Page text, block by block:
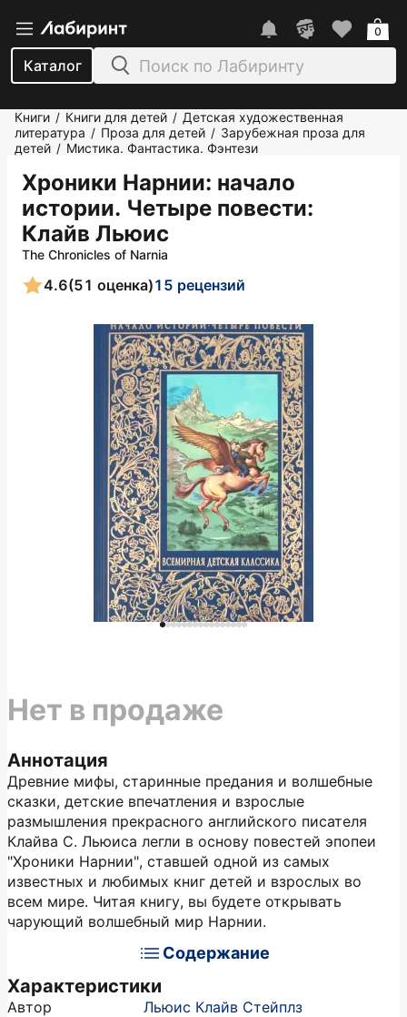
Каталог
0
Книги / Книги для детей / Детская художественная
литература / Проза для детей / Зарубежная проза для
детей / Мистика. Фантастика. Фэнтези
Хроники Нарнии: начало
истории. Четыре повести:
Клайв Льюис
The Chronicles of Narnia
4.6(51 оценка)15 рецензий
Аннотация
Древние мифы, старинные предания и волшебные
сказки, детские впечатления и взрослые
размышления прекрасного английского писателя
Клайва С. Льюиса легли в основу повестей эпопеи
"Хроники Нарнии", ставшей одной из самых
известных и любимых книг детей и взрослых во
всем мире. Читая книгу, вы будете открывать
чарующий волшебный мир Нарнии.
Содержание
Характеристики
Автор
Льюис Клайв Стейплз
Нет в продаже